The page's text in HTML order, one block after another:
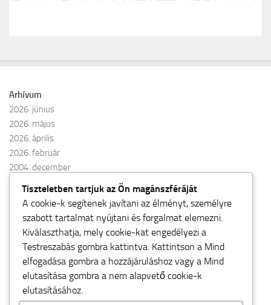
Arhívum
2026. június
2026. május
2026. április
2026. február
2004. december
Kategóriák
FIDE Open
Létraverseny 2026 tavasz
Uncategorized
Tiszteletben tartjuk az Ön magánszféráját
A cookie-k segítenek javítani az élményt, személyre
szabott tartalmat nyújtani és forgalmat elemezni.
Kiválaszthatja, mely cookie-kat engedélyezi a
Testreszabás gombra kattintva. Kattintson a Mind
elfogadása gombra a hozzájáruláshoz vagy a Mind
elutasítása gombra a nem alapvető cookie-k
elutasításához.